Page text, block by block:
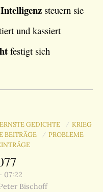
Intelligenz steuern sie
und kassiert
festigt sich
ERNSTE GEDICHTE / KRIEG
BEITRÄGE
/ PROBLEME
07:22
Bischoff